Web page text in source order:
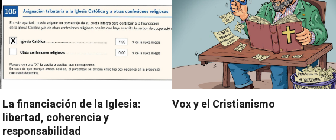
La financiación de la Iglesia:
libertad, coherencia y
responsabilidad
Vox y el Cristianismo